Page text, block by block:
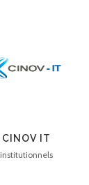
CINOV IT
institutionnels